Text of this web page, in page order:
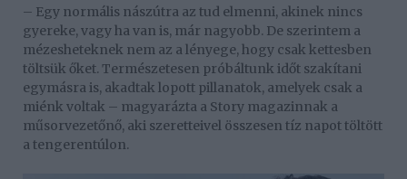
– Egy normális nászútra az tud elmenni, akinek nincs
gyereke, vagy ha van is, már nagyobb. De szerintem a
mézesheteknek nem az a lényege, hogy csak kettesben
töltsük őket. Természetesen próbáltunk időt szakítani
egymásra is, akadtak lopott pillanatok, amelyek csak a
miénk voltak – magyarázta a Story magazinnak a
műsorvezetőnő, aki szeretteivel összesen tíz napot töltött
a tengerentúlon.